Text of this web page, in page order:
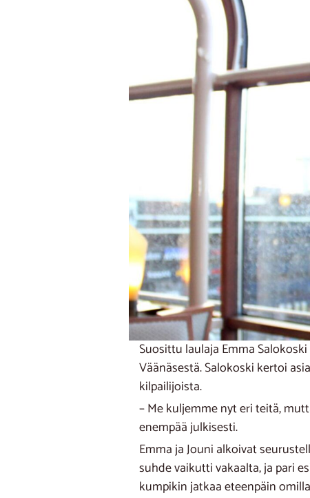
Suosittu laulaja Emma
Väänäsestä. Salokoski kertoi
kilpailijoista.
– Me kuljemme nyt eri teitä,
enempää julkisesti.
Emma ja Jouni alkoivat
suhde vaikutti vakaalta, ja pari
kumpikin jatkaa eteenpäin